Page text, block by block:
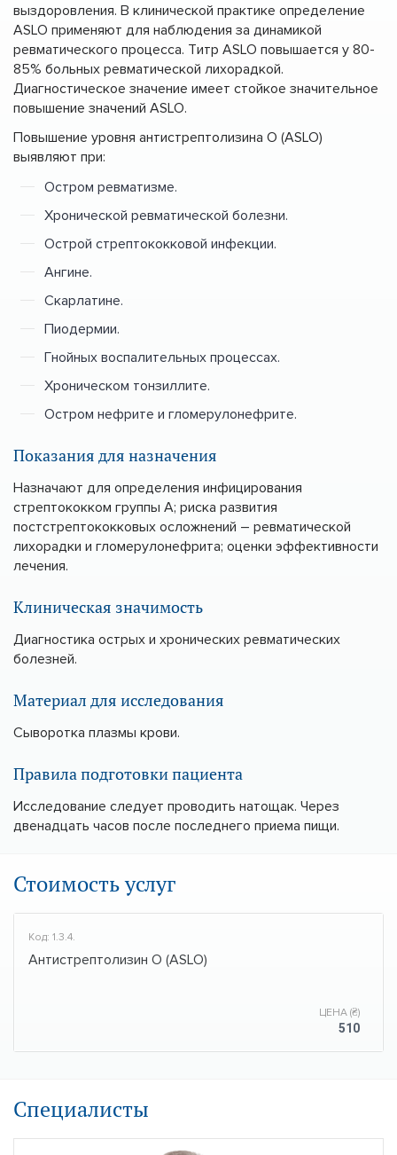
выздоровления. В клинической практике определение
ASLO применяют для наблюдения за динамикой
ревматического процесса. Титр ASLO повышается у 80-
85% больных ревматической лихорадкой.
Диагностическое значение имеет стойкое значительное
повышение значений ASLO.
Повышение уровня антистрептолизина О (ASLO)
выявляют при:
Остром ревматизме.
Хронической ревматической болезни.
Острой стрептококковой инфекции.
Ангине.
Скарлатине.
Пиодермии.
Гнойных воспалительных процессах.
Хроническом тонзиллите.
Остром нефрите и гломерулонефрите.
Показания для назначения
Назначают для определения инфицирования
стрептококком группы А; риска развития
постстрептококковых осложнений – ревматической
лихорадки и гломерулонефрита; оценки эффективности
лечения.
Клиническая значимость
Диагностика острых и хронических ревматических
болезней.
Материал для исследования
Сыворотка плазмы крови.
Правила подготовки пациента
Исследование следует проводить натощак. Через
двенадцать часов после последнего приема пищи.
Стоимость услуг
Код: 1.3.4.
Антистрептолизин О (ASLO)
ЦЕНА (₴)
510
Специалисты